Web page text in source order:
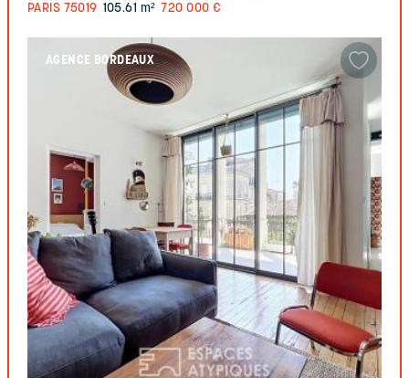
PARIS 75019 105.61 m² 720 000 €
AGENCE BORDEAUX